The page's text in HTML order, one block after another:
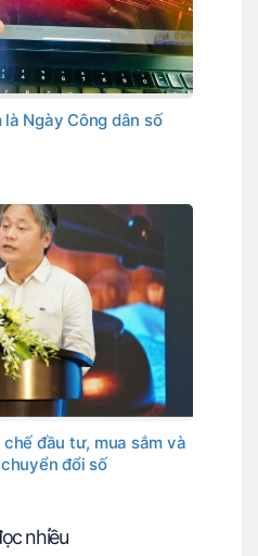
Ngày Công dân số
đầu tư, mua sắm và
đổi số
nhiều